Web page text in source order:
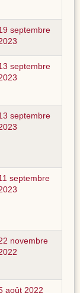
septembre
septembre
septembre
septembre
novembre
août 2022